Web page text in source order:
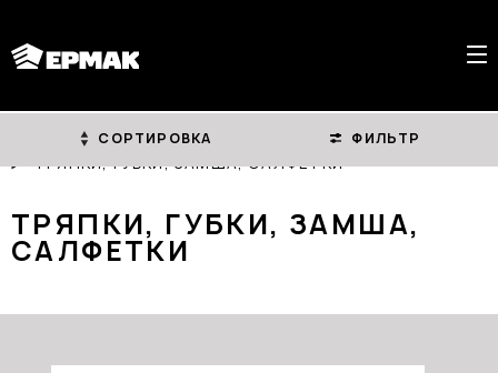
ГЛАВНАЯ КАТАЛОГ
УХОД ЗА АВТОМОБИЛЕМ
ТРЯПКИ, ГУБКИ, ЗАМША, САЛФЕТКИ
ТРЯПКИ, ГУБКИ, ЗАМША,
САЛФЕТКИ
СОРТИРОВКА ФИЛЬТР